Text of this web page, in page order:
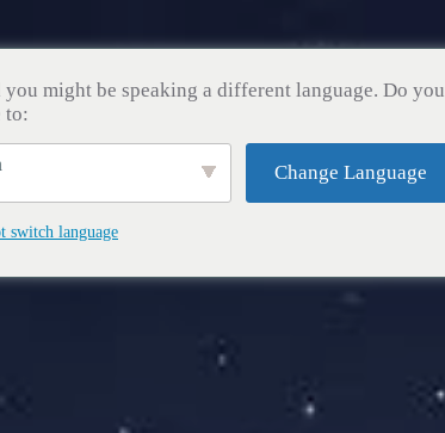
you might be speaking a different language. Do you
to:
Change Language
switch language